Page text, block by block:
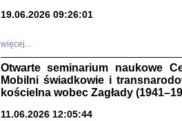
19.06.2026 09:26:01
więcej...
Otwarte seminarium naukowe
Mobilni świadkowie i
kościelna wobec Zagłady
11.06.2026 12:05:44